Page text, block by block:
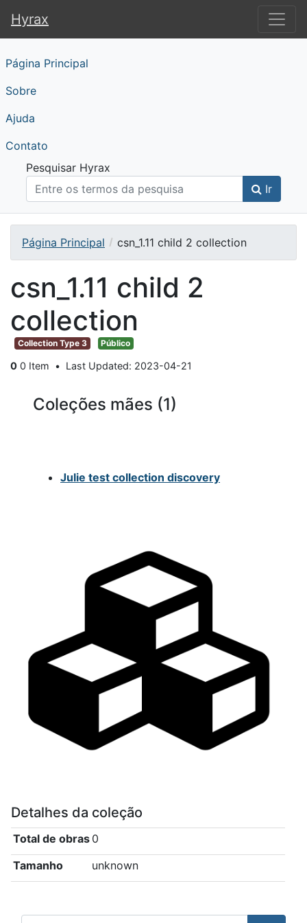
Hyrax
Hyrax
Página Principal
Sobre
Ajuda
Contato
Pesquisar Hyrax
Ir
Página Principal csn_1.11 child 2 collection
csn_1.11 child 2
collection
Collection Type 3 Público
0 0 Item Last Updated: 2023-04-21
Coleções mães (1)
Julie test collection discovery
Detalhes da coleção
Total de obras 0
Tamanho
unknown